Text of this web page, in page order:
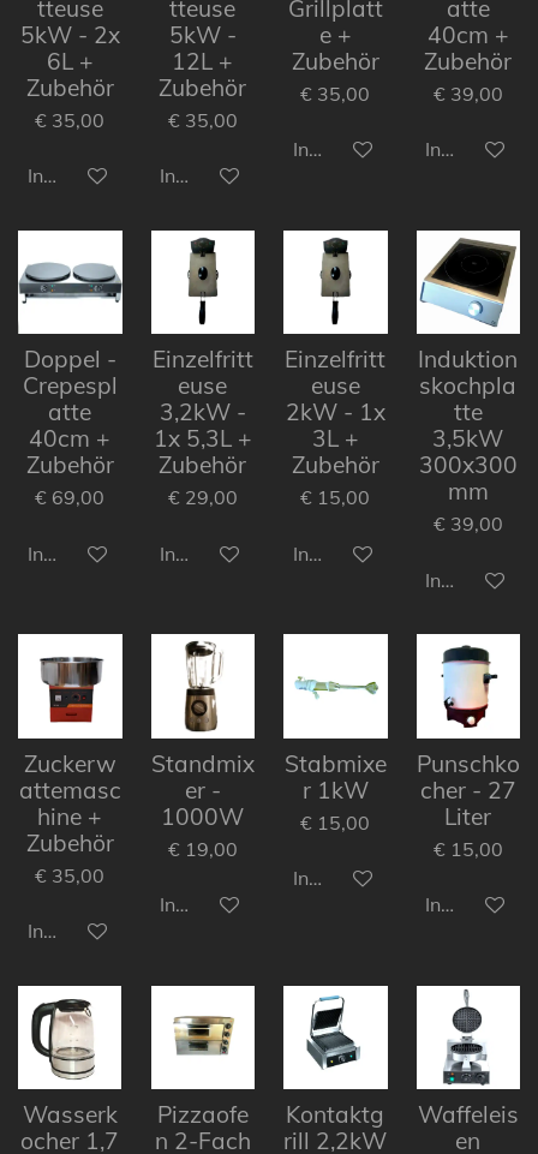
tteuse
5kW - 2x
6L +
Zubehör
€ 35,00
In den Warenkorb
tteuse
5kW -
12L +
Zubehör
€ 35,00
In den Warenkorb
Grillplatt
e +
Zubehör
€ 35,00
In den Warenkorb
atte
40cm +
Zubehör
€ 39,00
In den
Doppel -
Crepespl
atte
40cm +
Zubehör
€ 69,00
In den Warenkorb
Einzelfritt
euse
3,2kW -
1x 5,3L +
Zubehör
€ 29,00
In den Warenkorb
Einzelfritt
euse
2kW - 1x
3L +
Zubehör
€ 15,00
In den Warenkorb
Induktion
skochpla
tte
3,5kW
300x300
mm
€ 39,00
In den
Zuckerw
attemasc
hine +
Zubehör
€ 35,00
In den Warenkorb
Standmix
er -
1000W
€ 19,00
In den Warenkorb
Stabmixe
r 1kW
€ 15,00
In den Warenkorb
Punschko
cher - 27
Liter
€ 15,00
In den
Wasserk
ocher 1,7
Pizzaofe
n 2-Fach
Kontaktg
rill 2,2kW
Waffeleis
en